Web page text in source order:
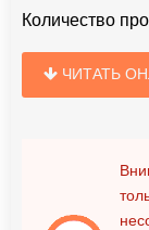
Количество
ЧИТАТЬ